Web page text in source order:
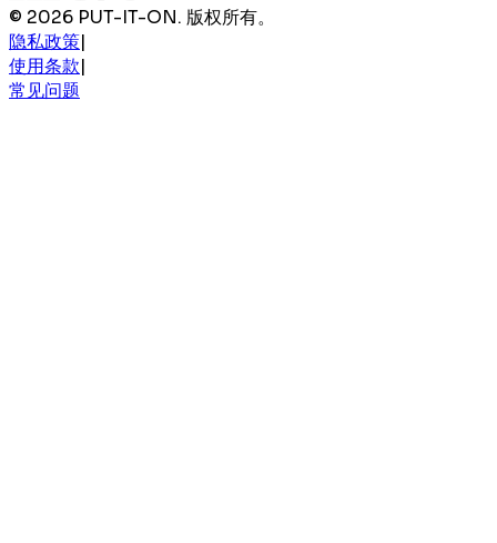
© 2026 PUT-IT-ON. 版权所有。
隐私政策|
使用条款|
常见问题